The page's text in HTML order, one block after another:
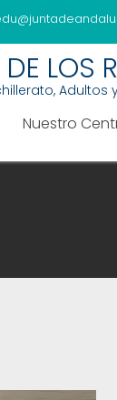
LOS
Adultos
Nuestro